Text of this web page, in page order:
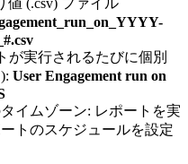
値 (.csv) ファイル
が実行されるたびに個別
User Engagement run on
イムゾーン: レポートを実
トのスケジュールを設定